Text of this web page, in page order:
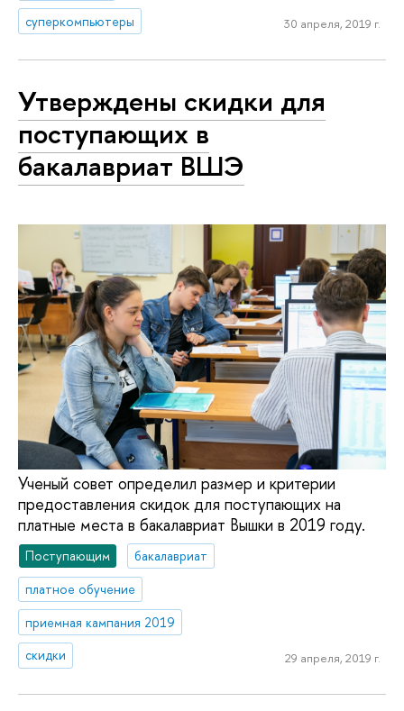
суперкомпьютеры
30 апреля, 2019 г.
Утверждены скидки для
поступающих в
бакалавриат ВШЭ
Ученый совет определил размер и критерии
предоставления скидок для поступающих на
платные места в бакалавриат Вышки в 2019 году.
Поступающим
бакалавриат
платное обучение
приемная кампания 2019
скидки
29 апреля, 2019 г.